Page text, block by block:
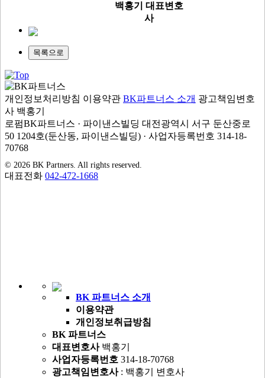
백홍기 대표변호
사
개인정보처리방침 이용약관 BK파트너스 소개 광고책임변호
사 백홍기
로펌BK파트너스 · 파이낸스빌딩 대전광역시 서구 둔산중로
50 1204호(둔산동, 파이낸스빌딩) · 사업자등록번호 314-18-
70768
© 2026 BK Partners. All rights reserved.
대표전화 042-472-1668
BK 파트너스 소개
이용약관
개인정보취급방침
BK 파트너스
대표변호사백홍기
사업자등록번호 314-18-70768
광고책임변호사: 백홍기 변호사